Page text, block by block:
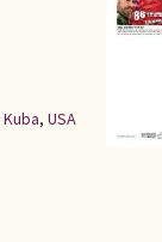
Kuba, USA